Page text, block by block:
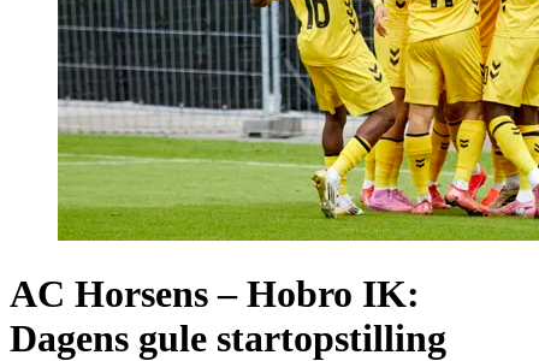
AC Horsens – Hobro IK:
Dagens gule startopstilling